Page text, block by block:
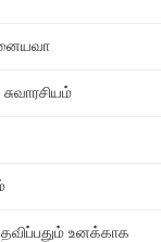
தவிப்பதும் உனக்காக